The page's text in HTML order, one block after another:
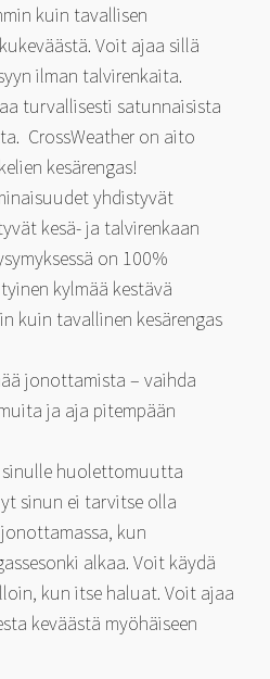
kuin tavallisen
Voit ajaa sillä
ilman talvirenkaita.
turvallisesti satunnaisista
CrossWeather on aito
kesärengas!
yhdistyvät
kesä- ja talvirenkaan
on 100%
kylmää kestävä
kuin tavallinen kesärengas
jonottamista – vaihda
ja aja pitempään
sinulle huolettomuutta
sinun ei tarvitse olla
kun
alkaa. Voit käydä
kun itse haluat. Voit ajaa
keväästä myöhäiseen